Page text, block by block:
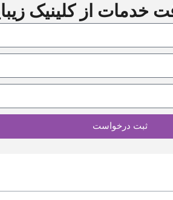
خدمات از کلینیک
ثبت درخواست